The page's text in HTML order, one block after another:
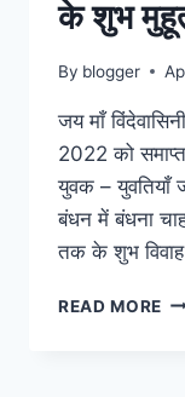
के शुभ
By blogger
जय माँ
2022 को
युवक – युवतियाँ
बंधन में बंधना
तक के शुभ
READ MORE